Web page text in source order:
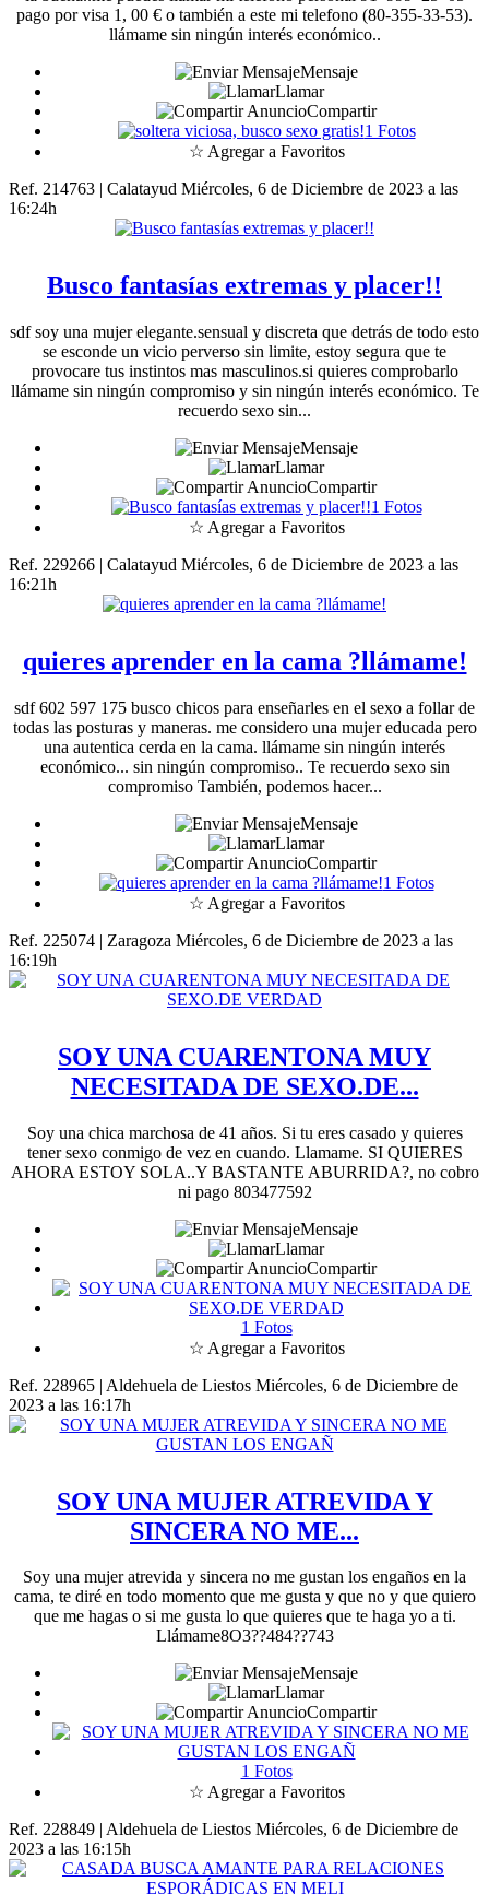
pago por visa 1, 00 € o también a este mi telefono (80-355-33-53).
llámame sin ningún interés económico..
Mensaje
Llamar
Compartir
1 Fotos
☆ Agregar a Favoritos
Ref. 214763 | Calatayud Miércoles, 6 de Diciembre de 2023 a las
16:24h
Busco fantasías extremas y placer!!
sdf soy una mujer elegante.sensual y discreta que detrás de todo esto
se esconde un vicio perverso sin limite, estoy segura que te
provocare tus instintos mas masculinos.si quieres comprobarlo
llámame sin ningún compromiso y sin ningún interés económico. Te
recuerdo sexo sin...
Mensaje
Llamar
Compartir
1 Fotos
☆ Agregar a Favoritos
Ref. 229266 | Calatayud Miércoles, 6 de Diciembre de 2023 a las
16:21h
quieres aprender en la cama ?llámame!
sdf 602 597 175 busco chicos para enseñarles en el sexo a follar de
todas las posturas y maneras. me considero una mujer educada pero
una autentica cerda en la cama. llámame sin ningún interés
económico... sin ningún compromiso.. Te recuerdo sexo sin
compromiso También, podemos hacer...
Mensaje
Llamar
Compartir
1 Fotos
☆ Agregar a Favoritos
Ref. 225074 | Zaragoza Miércoles, 6 de Diciembre de 2023 a las
16:19h
SOY UNA CUARENTONA MUY
NECESITADA DE SEXO.DE...
Soy una chica marchosa de 41 años. Si tu eres casado y quieres
tener sexo conmigo de vez en cuando. Llamame. SI QUIERES
AHORA ESTOY SOLA..Y BASTANTE ABURRIDA?, no cobro
ni pago 803477592
Mensaje
Llamar
Compartir
1 Fotos
☆ Agregar a Favoritos
Ref. 228965 | Aldehuela de Liestos Miércoles, 6 de Diciembre de
2023 a las 16:17h
SOY UNA MUJER ATREVIDA Y
SINCERA NO ME...
Soy una mujer atrevida y sincera no me gustan los engaños en la
cama, te diré en todo momento que me gusta y que no y que quiero
que me hagas o si me gusta lo que quieres que te haga yo a ti.
Llámame8O3??484??743
Mensaje
Llamar
Compartir
1 Fotos
☆ Agregar a Favoritos
Ref. 228849 | Aldehuela de Liestos Miércoles, 6 de Diciembre de
2023 a las 16:15h